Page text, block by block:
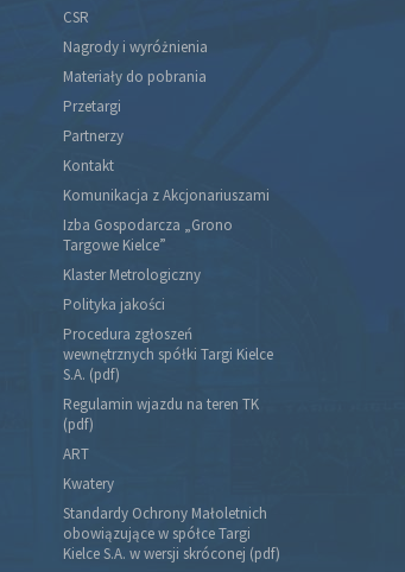
CSR
Nagrody i wyróżnienia
Materiały do pobrania
Przetargi
Partnerzy
Kontakt
Komunikacja z Akcjonariuszami
Izba Gospodarcza „Grono
Targowe Kielce”
Klaster Metrologiczny
Polityka jakości
Procedura zgłoszeń
wewnętrznych spółki Targi Kielce
S.A. (pdf)
Regulamin wjazdu na teren TK
(pdf)
ART
Kwatery
Standardy Ochrony Małoletnich
obowiązujące w spółce Targi
Kielce S.A. w wersji skróconej (pdf)